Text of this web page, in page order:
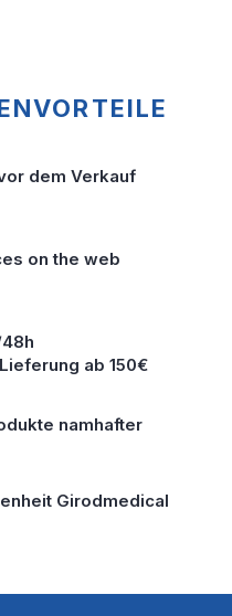
dem Verkauf
on the web
ab 150€
namhafter
Girodmedical